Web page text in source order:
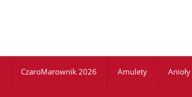
CzaroMarownik 2026 Amulety Anioły